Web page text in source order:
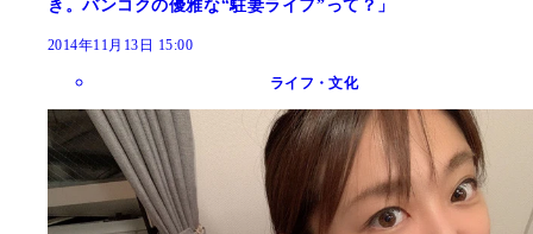
き。バンコクの優雅な“駐妻ライフ”って？」
2014年11月13日 15:00
ライフ・文化